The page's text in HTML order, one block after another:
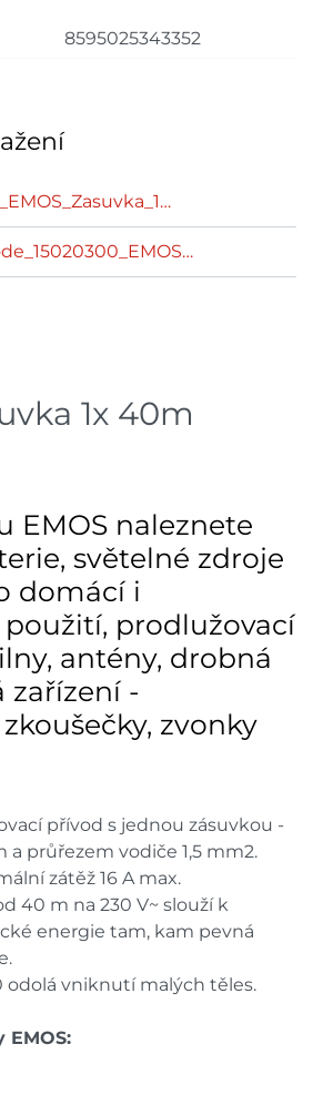
- doručení do 7 dnů
- doručení do 7 dnů
prodejnách je pouze orientační.
se mohou lišit od cen na e-
8595025343352
1x 40m
EMOS naleznete
světelné zdroje
domácí i
prodlužovací
antény, drobná
zařízení -
zvonky
přívod s jednou zásuvkou -
a průřezem vodiče 1,5 mm2.
zátěž 16 A max.
40 m na 230 V~ slouží k
energie tam, kam pevná
odolá vniknutí malých těles.
EMOS: